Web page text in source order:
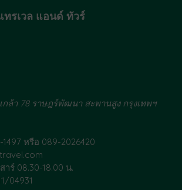
ทรเวล แอนด์ ทัวร์
กล้า 78 ราษฎร์พัฒนา สะพานสูง กรุงเทพฯ
หรือ 089-2026420
าร์ 08.30-18.00 น.
04931